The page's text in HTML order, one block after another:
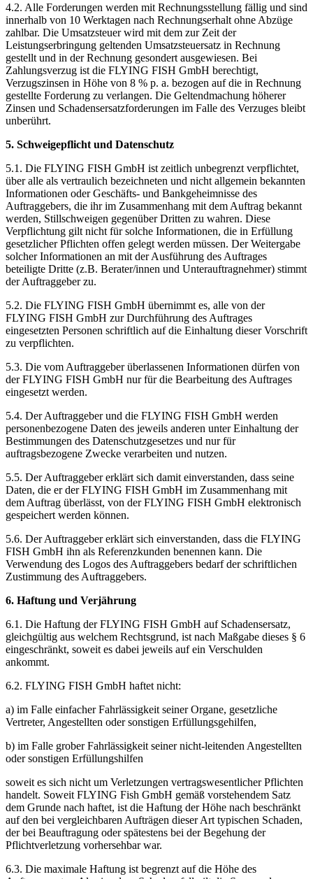
4.2. Alle Forderungen werden mit Rechnungsstellung fällig und sind
innerhalb von 10 Werktagen nach Rechnungserhalt ohne Abzüge
zahlbar. Die Umsatzsteuer wird mit dem zur Zeit der
Leistungserbringung geltenden Umsatzsteuersatz in Rechnung
gestellt und in der Rechnung gesondert ausgewiesen. Bei
Zahlungsverzug ist die FLYING FISH GmbH berechtigt,
Verzugszinsen in Höhe von 8 % p. a. bezogen auf die in Rechnung
gestellte Forderung zu verlangen. Die Geltendmachung höherer
Zinsen und Schadensersatzforderungen im Falle des Verzuges bleibt
unberührt.
5. Schweigepflicht und Datenschutz
5.1. Die FLYING FISH GmbH ist zeitlich unbegrenzt verpflichtet,
über alle als vertraulich bezeichneten und nicht allgemein bekannten
Informationen oder Geschäfts- und Bankgeheimnisse des
Auftraggebers, die ihr im Zusammenhang mit dem Auftrag bekannt
werden, Stillschweigen gegenüber Dritten zu wahren. Diese
Verpflichtung gilt nicht für solche Informationen, die in Erfüllung
gesetzlicher Pflichten offen gelegt werden müssen. Der Weitergabe
solcher Informationen an mit der Ausführung des Auftrages
beteiligte Dritte (z.B. Berater/innen und Unterauftragnehmer) stimmt
der Auftraggeber zu.
5.2. Die FLYING FISH GmbH übernimmt es, alle von der
FLYING FISH GmbH zur Durchführung des Auftrages
eingesetzten Personen schriftlich auf die Einhaltung dieser Vorschrift
zu verpflichten.
5.3. Die vom Auftraggeber überlassenen Informationen dürfen von
der FLYING FISH GmbH nur für die Bearbeitung des Auftrages
eingesetzt werden.
5.4. Der Auftraggeber und die FLYING FISH GmbH werden
personenbezogene Daten des jeweils anderen unter Einhaltung der
Bestimmungen des Datenschutzgesetzes und nur für
auftragsbezogene Zwecke verarbeiten und nutzen.
5.5. Der Auftraggeber erklärt sich damit einverstanden, dass seine
Daten, die er der FLYING FISH GmbH im Zusammenhang mit
dem Auftrag überlässt, von der FLYING FISH GmbH elektronisch
gespeichert werden können.
5.6. Der Auftraggeber erklärt sich einverstanden, dass die FLYING
FISH GmbH ihn als Referenzkunden benennen kann. Die
Verwendung des Logos des Auftraggebers bedarf der schriftlichen
Zustimmung des Auftraggebers.
6. Haftung und Verjährung
6.1. Die Haftung der FLYING FISH GmbH auf Schadensersatz,
gleichgültig aus welchem Rechtsgrund, ist nach Maßgabe dieses § 6
eingeschränkt, soweit es dabei jeweils auf ein Verschulden
ankommt.
6.2. FLYING FISH GmbH haftet nicht:
a) im Falle einfacher Fahrlässigkeit seiner Organe, gesetzliche
Vertreter, Angestellten oder sonstigen Erfüllungsgehilfen,
b) im Falle grober Fahrlässigkeit seiner nicht-leitenden Angestellten
oder sonstigen Erfüllungshilfen
soweit es sich nicht um Verletzungen vertragswesentlicher Pflichten
handelt. Soweit FLYING Fish GmbH gemäß vorstehendem Satz
dem Grunde nach haftet, ist die Haftung der Höhe nach beschränkt
auf den bei vergleichbaren Aufträgen dieser Art typischen Schaden,
der bei Beauftragung oder spätestens bei der Begehung der
Pflichtverletzung vorhersehbar war.
6.3. Die maximale Haftung ist begrenzt auf die Höhe des